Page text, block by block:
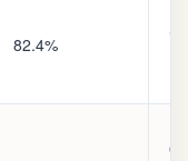
82.4%